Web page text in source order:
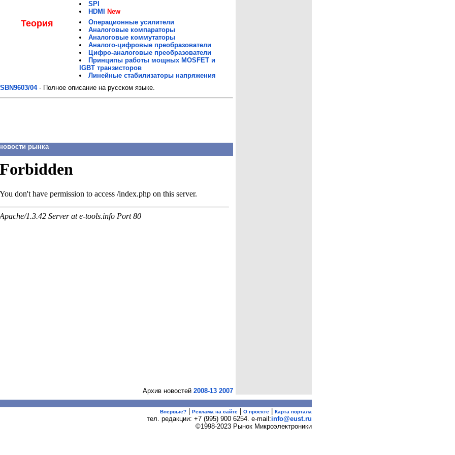
SPI
HDMI
New
Теория
Операционные усилители
Аналоговые компараторы
Аналоговые коммутаторы
Аналого-цифровые преобразователи
Цифро-аналоговые преобразователи
Принципы работы мощных MOSFET и
IGBT транзисторов
Линейные стабилизаторы напряжения
04- Полное описание на русском языке.
рынка
Архив новостей 2008-13 2007
Впервые? Реклама на сайте О проекте Карта портала
тел. редакции: +7 (995) 900 6254. e-mail:info@eust.ru
©1998-2023 Рынок Микроэлектроники